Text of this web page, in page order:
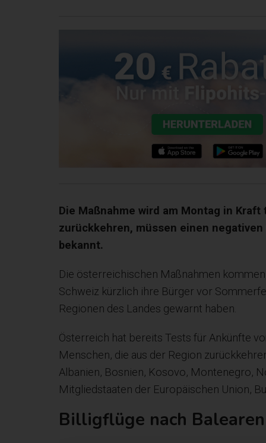
Die Maßnahme wird am Montag in
zurückkehren, müssen einen
bekannt.
Die österreichischen Maßnahmen
Schweiz kürzlich ihre Bürger vor
Regionen des Landes gewarnt haben.
Österreich hat bereits Tests für Ankünfte
Menschen, die aus der Region
Albanien, Bosnien, Kosovo, Montenegro,
Mitgliedstaaten der Europäischen Union,
Billigflüge nach